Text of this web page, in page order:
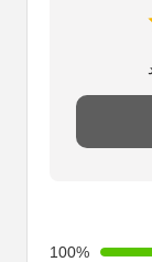
100%